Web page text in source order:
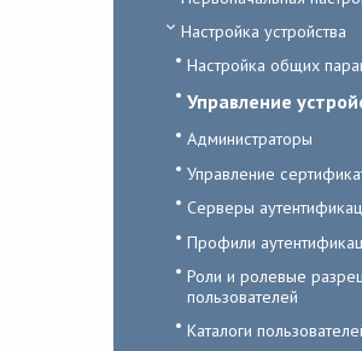
Настройка устройства
Настройка общих
Управление
Администраторы
Управление
Серверы
Профили
Роли и ролевые
пользователей
Каталоги